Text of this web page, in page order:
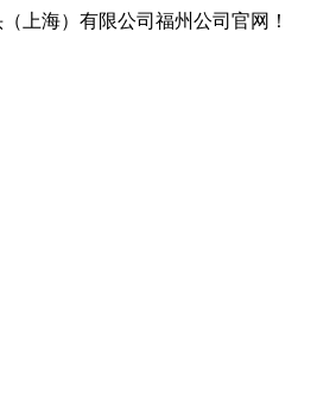
上海）有限公司福州公司官网！